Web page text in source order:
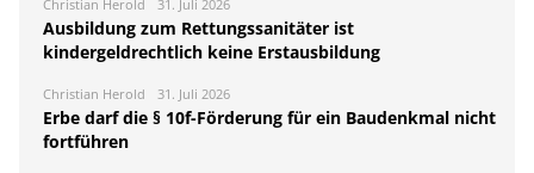
Christian Herold 31. Juli 2026
Ausbildung zum Rettungssanitäter ist
kindergeldrechtlich keine Erstausbildung
Christian Herold 31. Juli 2026
Erbe darf die § 10f-Förderung für ein Baudenkmal nicht
fortführen